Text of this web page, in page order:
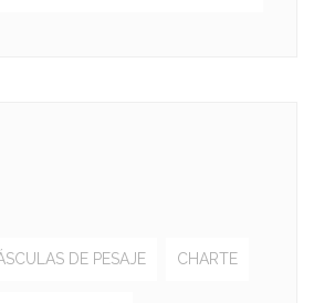
DE PESAJE CHARTE